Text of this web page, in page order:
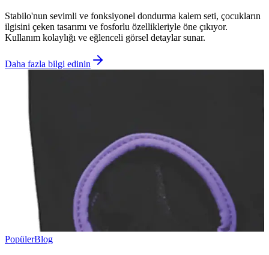
Stabilo'nun sevimli ve fonksiyonel dondurma kalem seti, çocukların
ilgisini çeken tasarımı ve fosforlu özellikleriyle öne çıkıyor.
Kullanım kolaylığı ve eğlenceli görsel detaylar sunar.
Daha fazla bilgi edinin
PopülerBlog